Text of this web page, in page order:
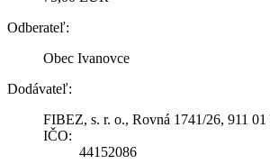
Odberateľ:
Obec Ivanovce
Dodávateľ:
FIBEZ, s. r. o., Rovná 1741/26, 911 01
IČO:
44152086